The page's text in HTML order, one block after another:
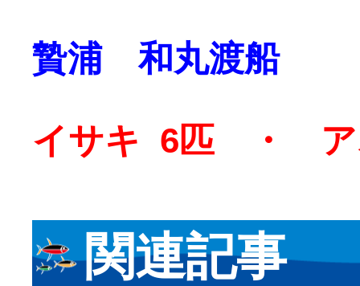
贄浦 和丸渡船
イサキ 6匹 ・ ア
関連記事